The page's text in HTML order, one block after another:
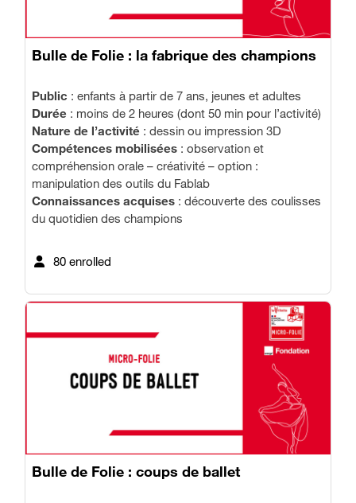
Bulle de Folie : la fabrique des champions
Public : enfants à partir de 7 ans, jeunes et adultes
Durée : moins de 2 heures (dont 50 min pour l’activité)
Nature de l’activité : dessin ou impression 3D
Compétences mobilisées : observation et
compréhension orale – créativité – option :
manipulation des outils du Fablab
Connaissances acquises : découverte des coulisses
du quotidien des champions
80 enrolled
Bulle de Folie : coups de ballet